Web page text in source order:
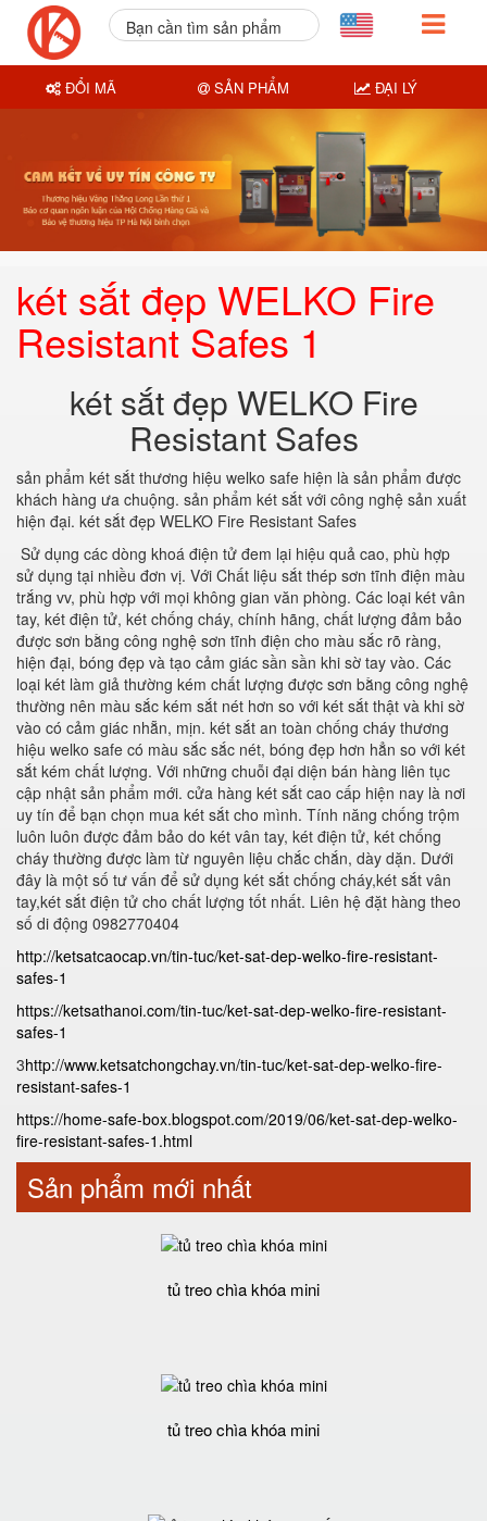
két sắt đẹp WELKO Fire
Resistant Safes 1
két sắt đẹp WELKO Fire
Resistant Safes
sản phẩm két sắt thương hiệu welko safe hiện là sản phẩm được
khách hàng ưa chuộng. sản phẩm két sắt với công nghệ sản xuất
hiện đại. két sắt đẹp WELKO Fire Resistant Safes
Sử dụng các dòng khoá điện tử đem lại hiệu quả cao, phù hợp
sử dụng tại nhiều đơn vị. Với Chất liệu sắt thép sơn tĩnh điện màu
trắng vv, phù hợp với mọi không gian văn phòng. Các loại két vân
tay, két điện tử, két chống cháy, chính hãng, chất lượng đảm bảo
được sơn bằng công nghệ sơn tĩnh điện cho màu sắc rõ ràng,
hiện đại, bóng đẹp và tạo cảm giác sần sần khi sờ tay vào. Các
loại két làm giả thường kém chất lượng được sơn bằng công nghệ
thường nên màu sắc kém sắt nét hơn so với két sắt thật và khi sờ
vào có cảm giác nhẵn, mịn. két sắt an toàn chống cháy thương
hiệu welko safe có màu sắc sắc nét, bóng đẹp hơn hẳn so với két
sắt kém chất lượng. Với những chuỗi đại diện bán hàng liên tục
cập nhật sản phẩm mới. cửa hàng két sắt cao cấp hiện nay là nơi
uy tín để bạn chọn mua két sắt cho mình. Tính năng chống trộm
luôn luôn được đảm bảo do két vân tay, két điện tử, két chống
cháy thường được làm từ nguyên liệu chắc chắn, dày dặn. Dưới
đây là một số tư vấn để sử dụng két sắt chống cháy,két sắt vân
tay,két sắt điện tử cho chất lượng tốt nhất. Liên hệ đặt hàng theo
số di động 0982770404
http://ketsatcaocap.vn/tin-tuc/ket-sat-dep-welko-fire-resistant-
safes-1
https://ketsathanoi.com/tin-tuc/ket-sat-dep-welko-fire-resistant-
safes-1
3http://www.ketsatchongchay.vn/tin-tuc/ket-sat-dep-welko-fire-
resistant-safes-1
https://home-safe-box.blogspot.com/2019/06/ket-sat-dep-welko-
fire-resistant-safes-1.html
Sản phẩm mới nhất
tủ treo chìa khóa mini
tủ treo chìa khóa mini
Bạn cần tìm sản phẩm
ĐỔI MÃ SẢN PHẨM ĐẠI LÝ